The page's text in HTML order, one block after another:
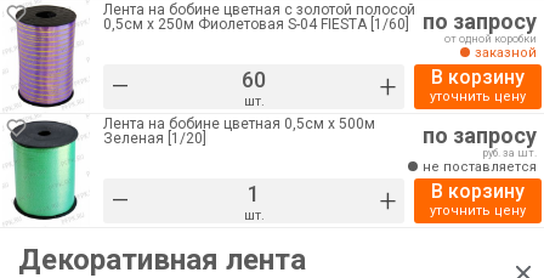
Лента на бобине цветная с золотой полосой
0,5см х 250м Фиолетовая S-04 FIESTA [1/60]
– шт. +
по запросу
от одной коробки
заказной
В корзину
уточнить цену
Лента на бобине цветная 0,5см х 500м
Зеленая [1/20]
– шт. +
по запросу
руб. за шт.
не поставляется
В корзину
уточнить цену
Декоративная лента